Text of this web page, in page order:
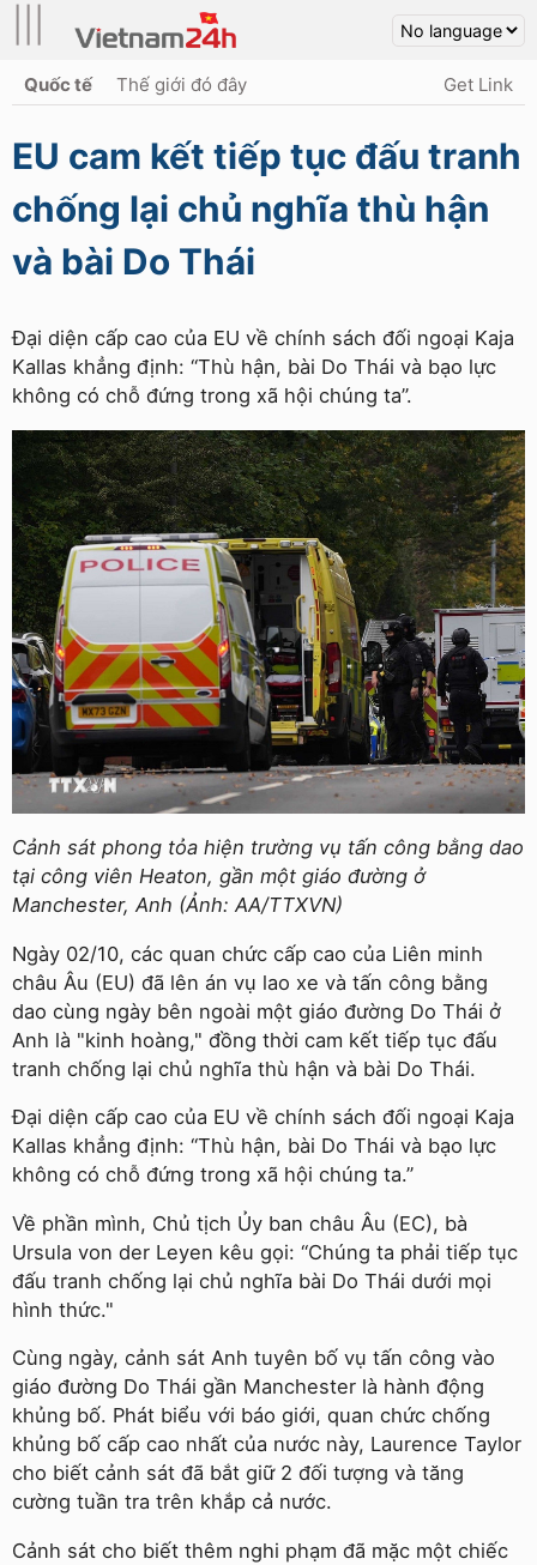
Quốc tế Thế giới đó đây Get Link
EU cam kết tiếp tục đấu tranh
chống lại chủ nghĩa thù hận
và bài Do Thái
Đại diện cấp cao của EU về chính sách đối ngoại Kaja
Kallas khẳng định: “Thù hận, bài Do Thái và bạo lực
không có chỗ đứng trong xã hội chúng ta”.
Cảnh sát phong tỏa hiện trường vụ tấn công bằng dao
tại công viên Heaton, gần một giáo đường ở
Manchester, Anh (Ảnh: AA/TTXVN)
Ngày 02/10, các quan chức cấp cao của Liên minh
châu Âu (EU) đã lên án vụ lao xe và tấn công bằng
dao cùng ngày bên ngoài một giáo đường Do Thái ở
Anh là "kinh hoàng," đồng thời cam kết tiếp tục đấu
tranh chống lại chủ nghĩa thù hận và bài Do Thái.
Đại diện cấp cao của EU về chính sách đối ngoại Kaja
Kallas khẳng định: “Thù hận, bài Do Thái và bạo lực
không có chỗ đứng trong xã hội chúng ta.”
Về phần mình, Chủ tịch Ủy ban châu Âu (EC), bà
Ursula von der Leyen kêu gọi: “Chúng ta phải tiếp tục
đấu tranh chống lại chủ nghĩa bài Do Thái dưới mọi
hình thức."
Cùng ngày, cảnh sát Anh tuyên bố vụ tấn công vào
giáo đường Do Thái gần Manchester là hành động
khủng bố. Phát biểu với báo giới, quan chức chống
khủng bố cấp cao nhất của nước này, Laurence Taylor
cho biết cảnh sát đã bắt giữ 2 đối tượng và tăng
cường tuần tra trên khắp cả nước.
Cảnh sát cho biết thêm nghi phạm đã mặc một chiếc